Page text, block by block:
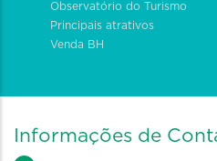
Observatório do Turismo
Principais atrativos
Venda BH
Informações de